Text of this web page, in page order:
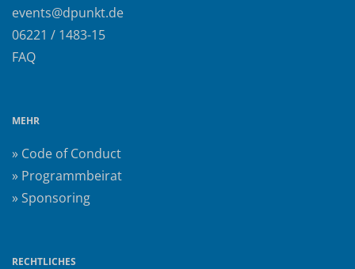
events@dpunkt.de
06221 / 1483-15
FAQ
MEHR
» Code of Conduct
» Programmbeirat
» Sponsoring
RECHTLICHES